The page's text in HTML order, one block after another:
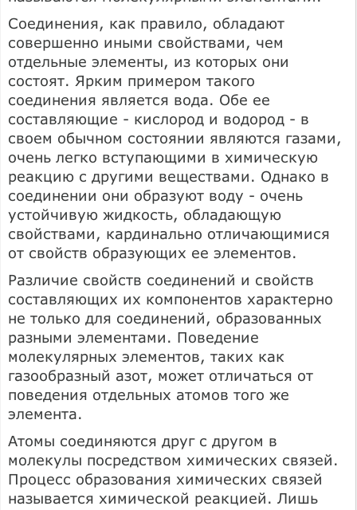
Соединения, как правило, обладают
совершенно иными свойствами, чем
отдельные элементы, из которых они
состоят. Ярким примером такого
соединения является вода. Обе ее
составляющие - кислород и водород - в
своем обычном состоянии являются газами,
очень легко вступающими в химическую
реакцию с другими веществами. Однако в
соединении они образуют воду - очень
устойчивую жидкость, обладающую
свойствами, кардинально отличающимися
от свойств образующих ее элементов.
Различие свойств соединений и свойств
составляющих их компонентов характерно
не только для соединений, образованных
разными элементами. Поведение
молекулярных элементов, таких как
газообразный азот, может отличаться от
поведения отдельных атомов того же
элемента.
Атомы соединяются друг с другом в
молекулы посредством химических связей.
Процесс образования химических связей
называется химической реакцией. Лишь